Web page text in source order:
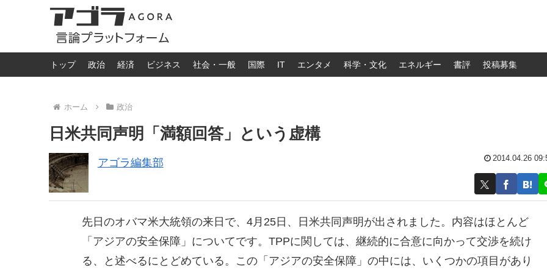
トップ 政治 経済 ビジネス 社会・一般 国際 IT エンタメ 科学・文化 エネルギー 書評 投稿募集
ホーム 政治
日米共同声明「満額回答」という虚構
アゴラ編集部 2014.04.26
先日のオバマ米大統領の来日で、4月25日、日米共同声明が出されました。内容はほとんど
「アジアの安全保障」についてです。TPPに関しては、継続的に合意に向かって交渉を続け
る、と述べるにとどめている。この「アジアの安全保障」の中には、いくつかの項目があり